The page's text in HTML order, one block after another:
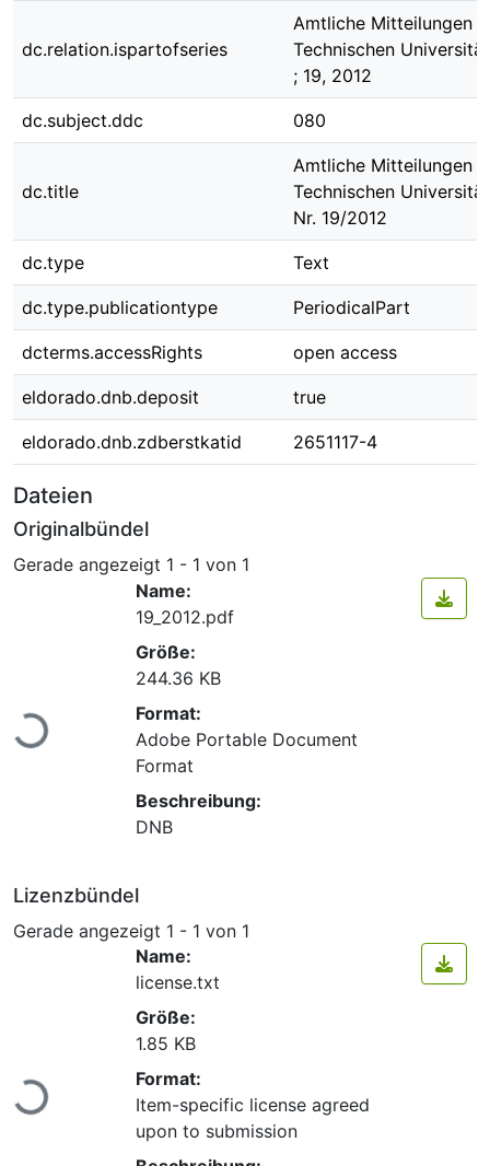
dc.relation.ispartofseries
Amtliche Mitteilungen
Technischen
; 19, 2012
dc.subject.ddc 080
dc.title
Amtliche Mitteilungen
Technischen
Nr. 19/2012
dc.type Text
dc.type.publicationtype PeriodicalPart
dcterms.accessRights open access
eldorado.dnb.deposit true
eldorado.dnb.zdberstkatid 2651117-4
Dateien
Originalbündel
Gerade angezeigt 1 - 1 von 1
Lade...
Name:
19_2012.pdf
Größe:
244.36 KB
Format:
Adobe Portable Document
Format
Beschreibung:
DNB
Lizenzbündel
Gerade angezeigt 1 - 1 von 1
Lade...
Name:
license.txt
Größe:
1.85 KB
Format:
Item-specific license agreed
upon to submission